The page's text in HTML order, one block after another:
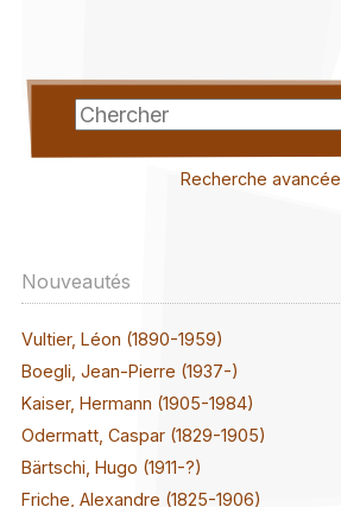
Recherche avancée
Nouveautés
Vultier, Léon (1890-1959)
Boegli, Jean-Pierre (1937-)
Kaiser, Hermann (1905-1984)
Odermatt, Caspar (1829-1905)
Bärtschi, Hugo (1911-?)
Friche, Alexandre (1825-1906)